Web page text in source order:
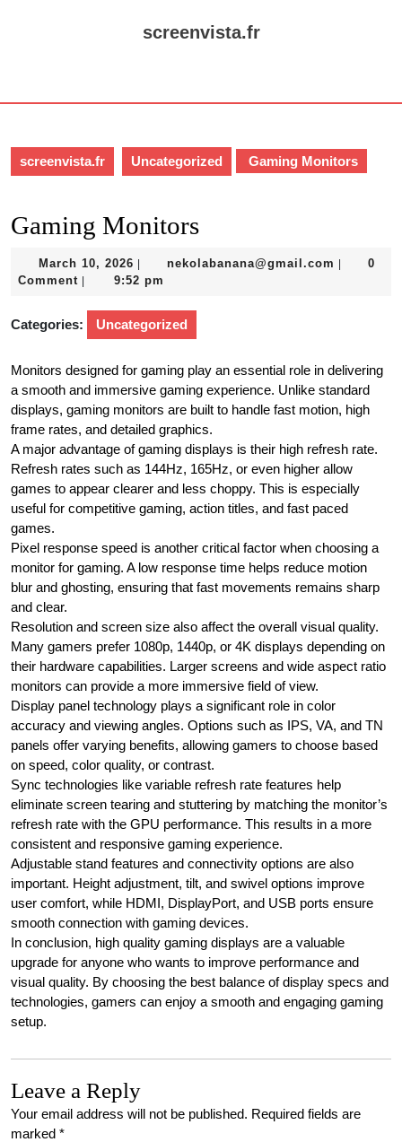
screenvista.fr
screenvista.fr Uncategorized Gaming Monitors
Gaming Monitors
March 10, 2026 March
10,
nekolabanana@gmail.com
0
Comment
9:52 pm
Categories: Uncategorized
Monitors designed for gaming play an essential role in delivering
a smooth and immersive gaming experience. Unlike standard
displays, gaming monitors are built to handle fast motion, high
frame rates, and detailed graphics.
A major advantage of gaming displays is their high refresh rate.
Refresh rates such as 144Hz, 165Hz, or even higher allow
games to appear clearer and less choppy. This is especially
useful for competitive gaming, action titles, and fast paced
games.
Pixel response speed is another critical factor when choosing a
monitor for gaming. A low response time helps reduce motion
blur and ghosting, ensuring that fast movements remains sharp
and clear.
Resolution and screen size also affect the overall visual quality.
Many gamers prefer 1080p, 1440p, or 4K displays depending on
their hardware capabilities. Larger screens and wide aspect ratio
monitors can provide a more immersive field of view.
Display panel technology plays a significant role in color
accuracy and viewing angles. Options such as IPS, VA, and TN
panels offer varying benefits, allowing gamers to choose based
on speed, color quality, or contrast.
Sync technologies like variable refresh rate features help
eliminate screen tearing and stuttering by matching the monitor’s
refresh rate with the GPU performance. This results in a more
consistent and responsive gaming experience.
Adjustable stand features and connectivity options are also
important. Height adjustment, tilt, and swivel options improve
user comfort, while HDMI, DisplayPort, and USB ports ensure
smooth connection with gaming devices.
In conclusion, high quality gaming displays are a valuable
upgrade for anyone who wants to improve performance and
visual quality. By choosing the best balance of display specs and
technologies, gamers can enjoy a smooth and engaging gaming
setup.
Leave a Reply
Your email address will not be published. Required fields are
marked *